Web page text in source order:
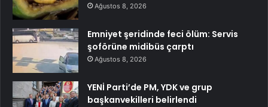
Ağustos 8, 2026
Emniyet şeridinde feci ölüm: Servis
şoförüne midibüs çarptı
Ağustos 8, 2026
YENİ Parti’de PM, YDK ve grup
başkanvekilleri belirlendi